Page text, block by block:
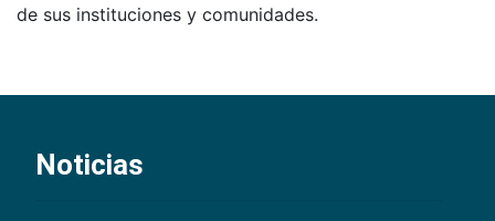
de sus instituciones y comunidades.
Noticias